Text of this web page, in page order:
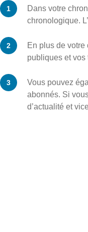
Dans votre
chronologique.
En plus de
publiques et vos
Vous pouvez
abonnés. Si
d’actualité et